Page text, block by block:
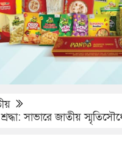
সাভারে জাতীয়